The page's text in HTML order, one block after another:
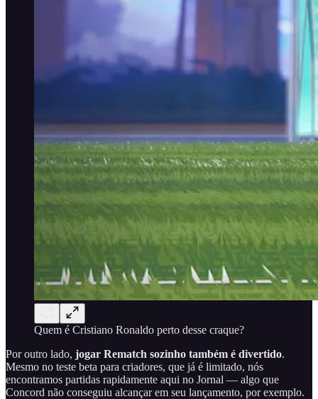
Quem é Cristiano Ronaldo perto desse craque?
Por outro lado, jogar Rematch sozinho também é divertido.
Mesmo no teste beta para criadores, que já é limitado, nós
encontramos partidas rapidamente aqui no Jornal — algo que
Concord não conseguiu alcançar em seu lançamento, por exemplo.